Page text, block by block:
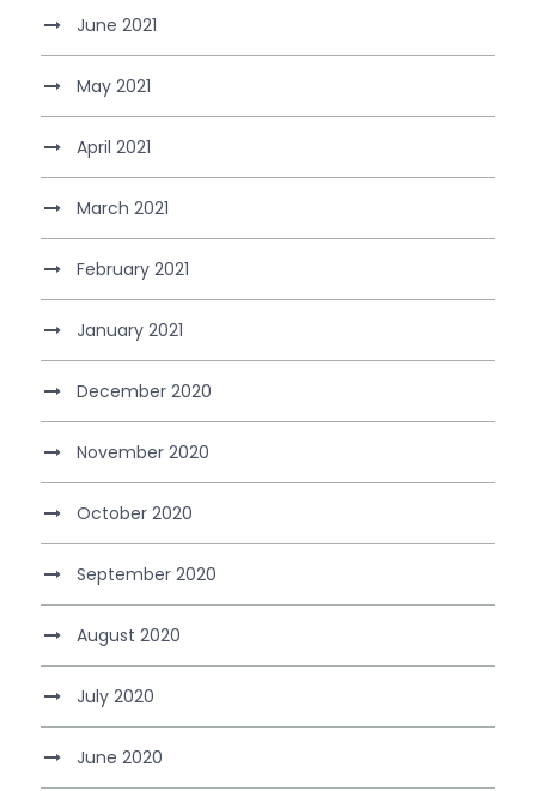
June 2021
May 2021
April 2021
March 2021
February 2021
January 2021
December 2020
November 2020
October 2020
September 2020
August 2020
July 2020
June 2020